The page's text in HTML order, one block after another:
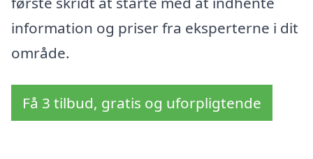
information og priser fra eksperterne i dit
område.
Få 3 tilbud, gratis og uforpligtende